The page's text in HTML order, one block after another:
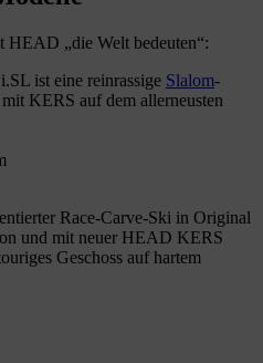
HEAD „die Welt bedeuten“:
ist eine reinrassige Slalom-
KERS auf dem allerneusten
Race-Carve-Ski in Original
und mit neuer HEAD KERS
Geschoss auf hartem